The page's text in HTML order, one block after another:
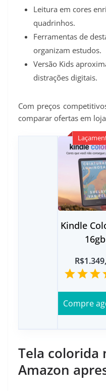
Leitura em cores
quadrinhos.
Ferramentas de
organizam estudos.
Versão Kids
distrações digitais.
Com preços
comparar ofertas em
Kindle
16gb
Compre
Tela colorida
Amazon